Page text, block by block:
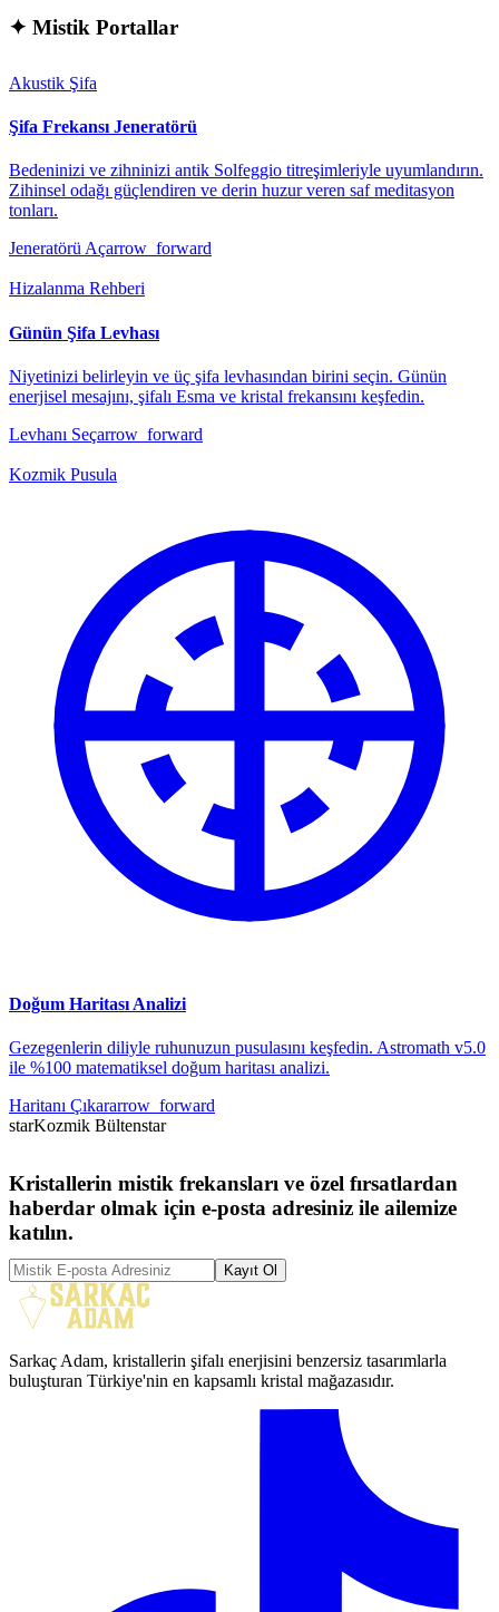
✦ Mistik Portallar
Akustik Şifa
Şifa Frekansı Jeneratörü
Bedeninizi ve zihninizi antik Solfeggio titreşimleriyle uyumlandırın.
Zihinsel odağı güçlendiren ve derin huzur veren saf meditasyon
tonları.
Jeneratörü Açarrow_forward
Hizalanma Rehberi
Günün Şifa Levhası
Niyetinizi belirleyin ve üç şifa levhasından birini seçin. Günün
enerjisel mesajını, şifalı Esma ve kristal frekansını keşfedin.
Levhanı Seçarrow_forward
Kozmik Pusula
Doğum Haritası Analizi
Gezegenlerin diliyle ruhunuzun pusulasını keşfedin. Astromath v5.0
ile %100 matematiksel doğum haritası analizi.
Haritanı Çıkararrow_forward
starKozmik Bültenstar
Kristallerin mistik frekansları ve özel fırsatlardan
haberdar olmak için e-posta adresiniz ile ailemize
katılın.
Kayıt Ol
Sarkaç Adam, kristallerin şifalı enerjisini benzersiz tasarımlarla
buluşturan Türkiye'nin en kapsamlı kristal mağazasıdır.